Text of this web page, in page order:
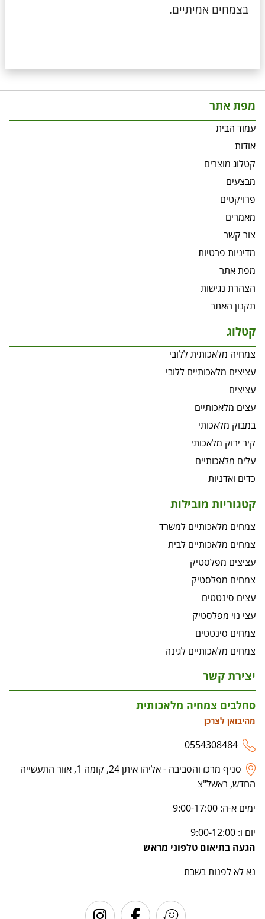
בצמחים אמיתיים.
מפת אתר
עמוד הבית
אודות
קטלוג מוצרים
מבצעים
פרויקטים
מאמרים
צור קשר
מדיניות פרטיות
מפת אתר
הצהרת נגישות
תקנון האתר
קטלוג
צמחיה מלאכותית ללובי
עציצים מלאכותיים ללובי
עציצים
עצים מלאכותיים
במבוק מלאכותי
קיר ירוק מלאכותי
עלים מלאכותיים
כדים ואדניות
קטגוריות מובילות
צמחים מלאכותיים למשרד
צמחים מלאכותיים לבית
עציצים מפלסטיק
צמחים מפלסטיק
עצים סינטטים
עצי נוי מפלסטיק
צמחים סינטטים
צמחים מלאכותיים לגינה
יצירת קשר
סחלבים צמחיה מלאכותית
מהיבואן לצרכן
0554308484
סניף מרכז והסביבה - אליהו איתן 24, קומה 1, אזור התעשייה
החדש, ראשל"צ
ימים א-ה: 9:00-17:00
יום ו: 9:00-12:00
הגעה בתיאום טלפוני מראש
נא לא לפנות בשבת